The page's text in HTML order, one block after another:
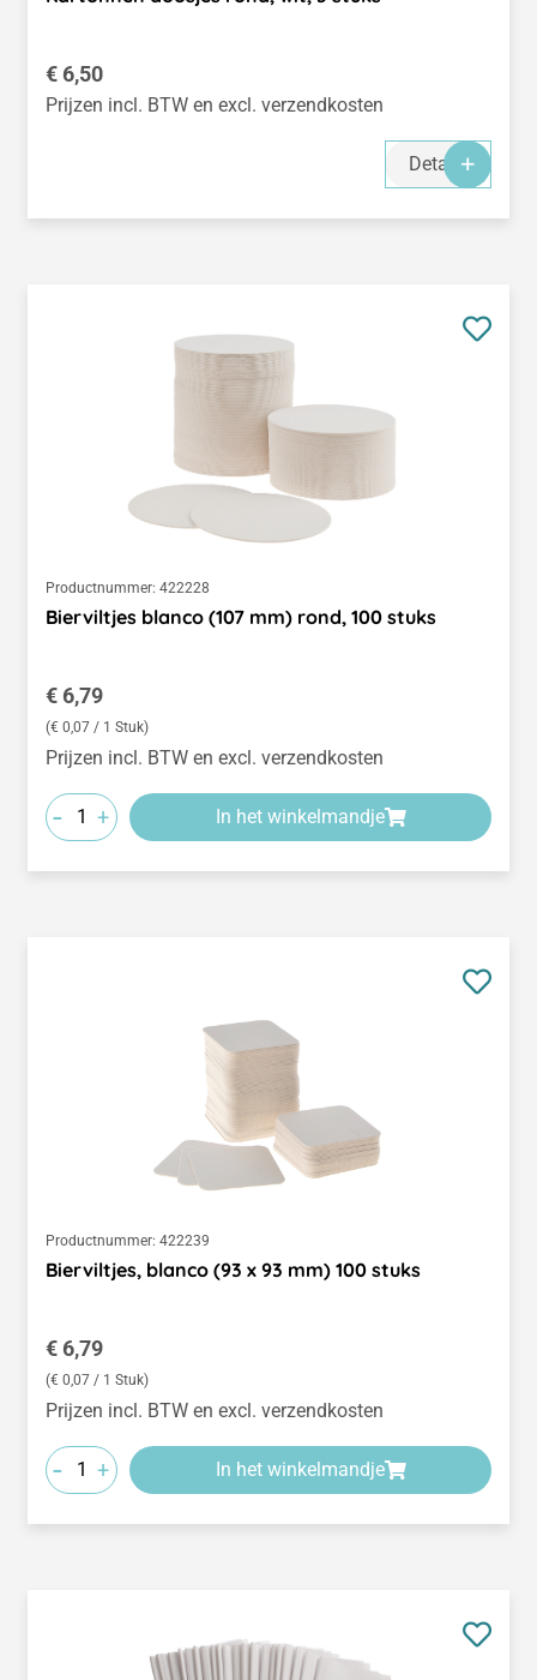
Normale prijs:
€ 6,50
Prijzen incl. BTW en excl. verzendkosten
Details
Productnummer: 422228
Bierviltjes blanco (107 mm) rond, 100 stuks
Normale prijs:
€ 6,79
(€ 0,07 / 1 Stuk)
Prijzen incl. BTW en excl. verzendkosten
- + In het winkelmandje
Productnummer: 422239
Bierviltjes, blanco (93 x 93 mm) 100 stuks
Normale prijs:
€ 6,79
(€ 0,07 / 1 Stuk)
Prijzen incl. BTW en excl. verzendkosten
- + In het winkelmandje